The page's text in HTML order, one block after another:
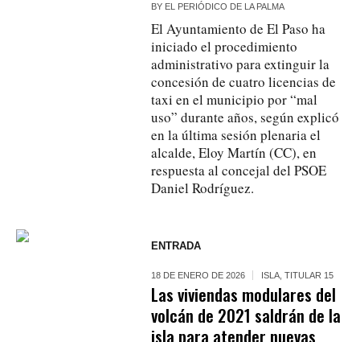
BY EL PERIÓDICO DE LA PALMA
El Ayuntamiento de El Paso ha
iniciado el procedimiento
administrativo para extinguir la
concesión de cuatro licencias de
taxi en el municipio por “mal
uso” durante años, según explicó
en la última sesión plenaria el
alcalde, Eloy Martín (CC), en
respuesta al concejal del PSOE
Daniel Rodríguez.
ENTRADA
18 DE ENERO DE 2026 ISLA ,TITULAR 15
Las viviendas modulares del
volcán de 2021 saldrán de la
isla para atender nuevas